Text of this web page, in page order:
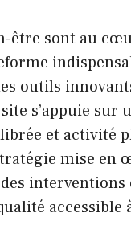
être sont au
outils
s’appuie sur
et activité
mise en
interventions
accessible